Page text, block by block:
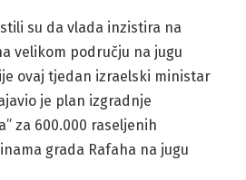
su da vlada inzistira na
velikom području na jugu
ovaj tjedan izraelski ministar
je plan izgradnje
za 600.000 raseljenih
grada Rafaha na jugu